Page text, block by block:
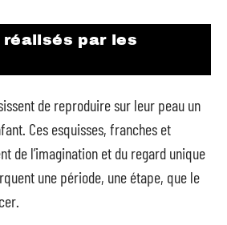
par les
de reproduire sur leur peau un
Ces esquisses, franches et
de l’imagination et du regard unique
une période, une étape, que le